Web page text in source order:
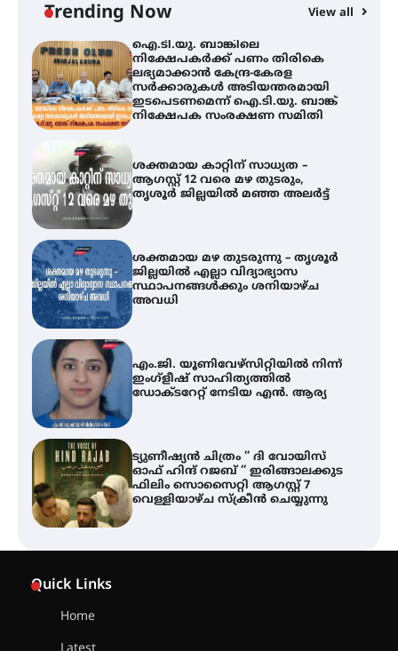
Trending Now View all
ഇടപെടണമെന്ന് ഐ.ടി.യു. ബാങ്ക്
നിക്ഷേപക സംരക്ഷണ സമിതി
ശക്തമായ കാറ്റിന് സാധ്യത –
ആഗസ്റ്റ് 12 വരെ മഴ തുടരും,
തൃശൂർ ജില്ലയിൽ മഞ്ഞ അലർട്ട്
ശക്തമായ മഴ തുടരുന്നു – തൃശൂർ
ജില്ലയിൽ എല്ലാ വിദ്യാഭ്യാസ
സ്ഥാപനങ്ങൾക്കും ശനിയാഴ്ച
അവധി
എം.ജി. യൂണിവേഴ്‌സിറ്റിയിൽ നിന്ന്
ഇംഗ്ളീഷ് സാഹിത്യത്തിൽ
ഡോക്ടറേറ്റ് നേടിയ എൻ. ആര്യ
ട്യുണീഷ്യൻ ചിത്രം ” ദി വോയിസ്
ഓഫ് ഹിന്ദ് റജബ് ” ഇരിങ്ങാലക്കുട
ഫിലിം സൊസൈറ്റി ആഗസ്റ്റ് 7
തിരനോട്ടം ‘അരങ്ങ് 2026’ ഉണർന്നു
ഐ.ടി.യു. ബാങ്കിലെ
Quick Links
Home